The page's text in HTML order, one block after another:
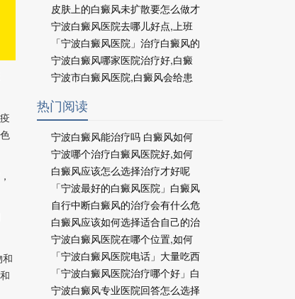
皮肤上的白癜风未扩散要怎么做才
宁波白癜风医院去哪儿好点,上班
「宁波白癜风医院」治疗白癜风的
宁波白癜风哪家医院治疗好,白癜
宁波市白癜风医院,白癜风会给患
热门阅读
宁波白癜风能治疗吗 白癜风如何
宁波哪个治疗白癜风医院好,如何
白癜风应该怎么选择治疗才好呢
「宁波最好的白癜风医院」白癜风
自行中断白癜风的治疗会有什么危
白癜风应该如何选择适合自己的治
宁波白癜风医院在哪个位置,如何
「宁波白癜风医院电话」大量吃西
「宁波白癜风医院治疗哪个好」白
宁波白癜风专业医院回答怎么选择